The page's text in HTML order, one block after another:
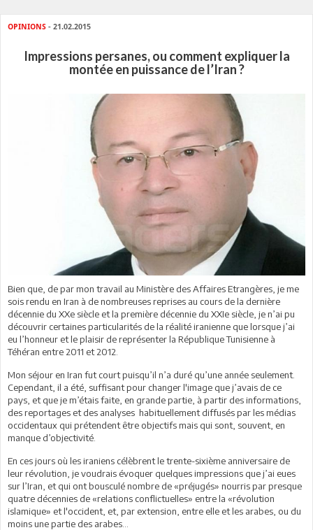
OPINIONS - 21.02.2015
Impressions persanes, ou comment expliquer la
montée en puissance de l’Iran ?
Bien que, de par mon travail au Ministère des Affaires Etrangères, je me
sois rendu en Iran à de nombreuses reprises au cours de la dernière
décennie du XXe siècle et la première décennie du XXIe siècle, je n’ai pu
découvrir certaines particularités de la réalité iranienne que lorsque j’ai
eu l’honneur et le plaisir de représenter la République Tunisienne à
Téhéran entre 2011 et 2012.
Mon séjour en Iran fut court puisqu’il n’a duré qu’une année seulement.
Cependant, il a été, suffisant pour changer l'image que j’avais de ce
pays, et que je m’étais faite, en grande partie, à partir des informations,
des reportages et des analyses habituellement diffusés par les médias
occidentaux qui prétendent être objectifs mais qui sont, souvent, en
manque d’objectivité.
En ces jours où les iraniens célèbrent le trente-sixième anniversaire de
leur révolution, je voudrais évoquer quelques impressions que j’ai eues
sur l’Iran, et qui ont bousculé nombre de «préjugés» nourris par presque
quatre décennies de «relations conflictuelles» entre la «révolution
islamique» et l'occident, et, par extension, entre elle et les arabes, ou du
moins une partie des arabes...